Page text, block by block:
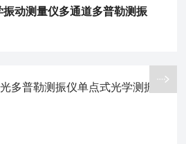
振动测量仪多通道多普勒测振